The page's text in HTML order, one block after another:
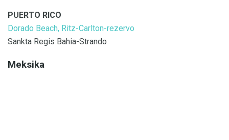
PUERTO RICO
Dorado Beach, Ritz-Carlton-rezervo
Sankta Regis Bahia-Strando
Meksika